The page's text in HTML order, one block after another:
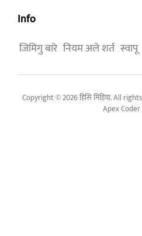
Info
जिमिगु बारे नियम अले शर्त स्वापू
Copyright © 2026 हिसि मिडिया. All
Apex Coder